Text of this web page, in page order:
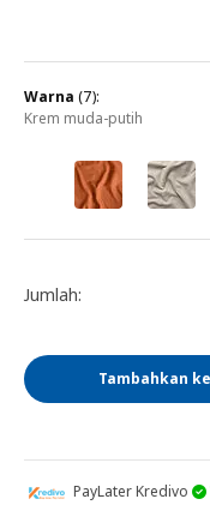
warna (7):
krem muda-putih
Jumlah:
Tambahkan
PayLater Kredivo